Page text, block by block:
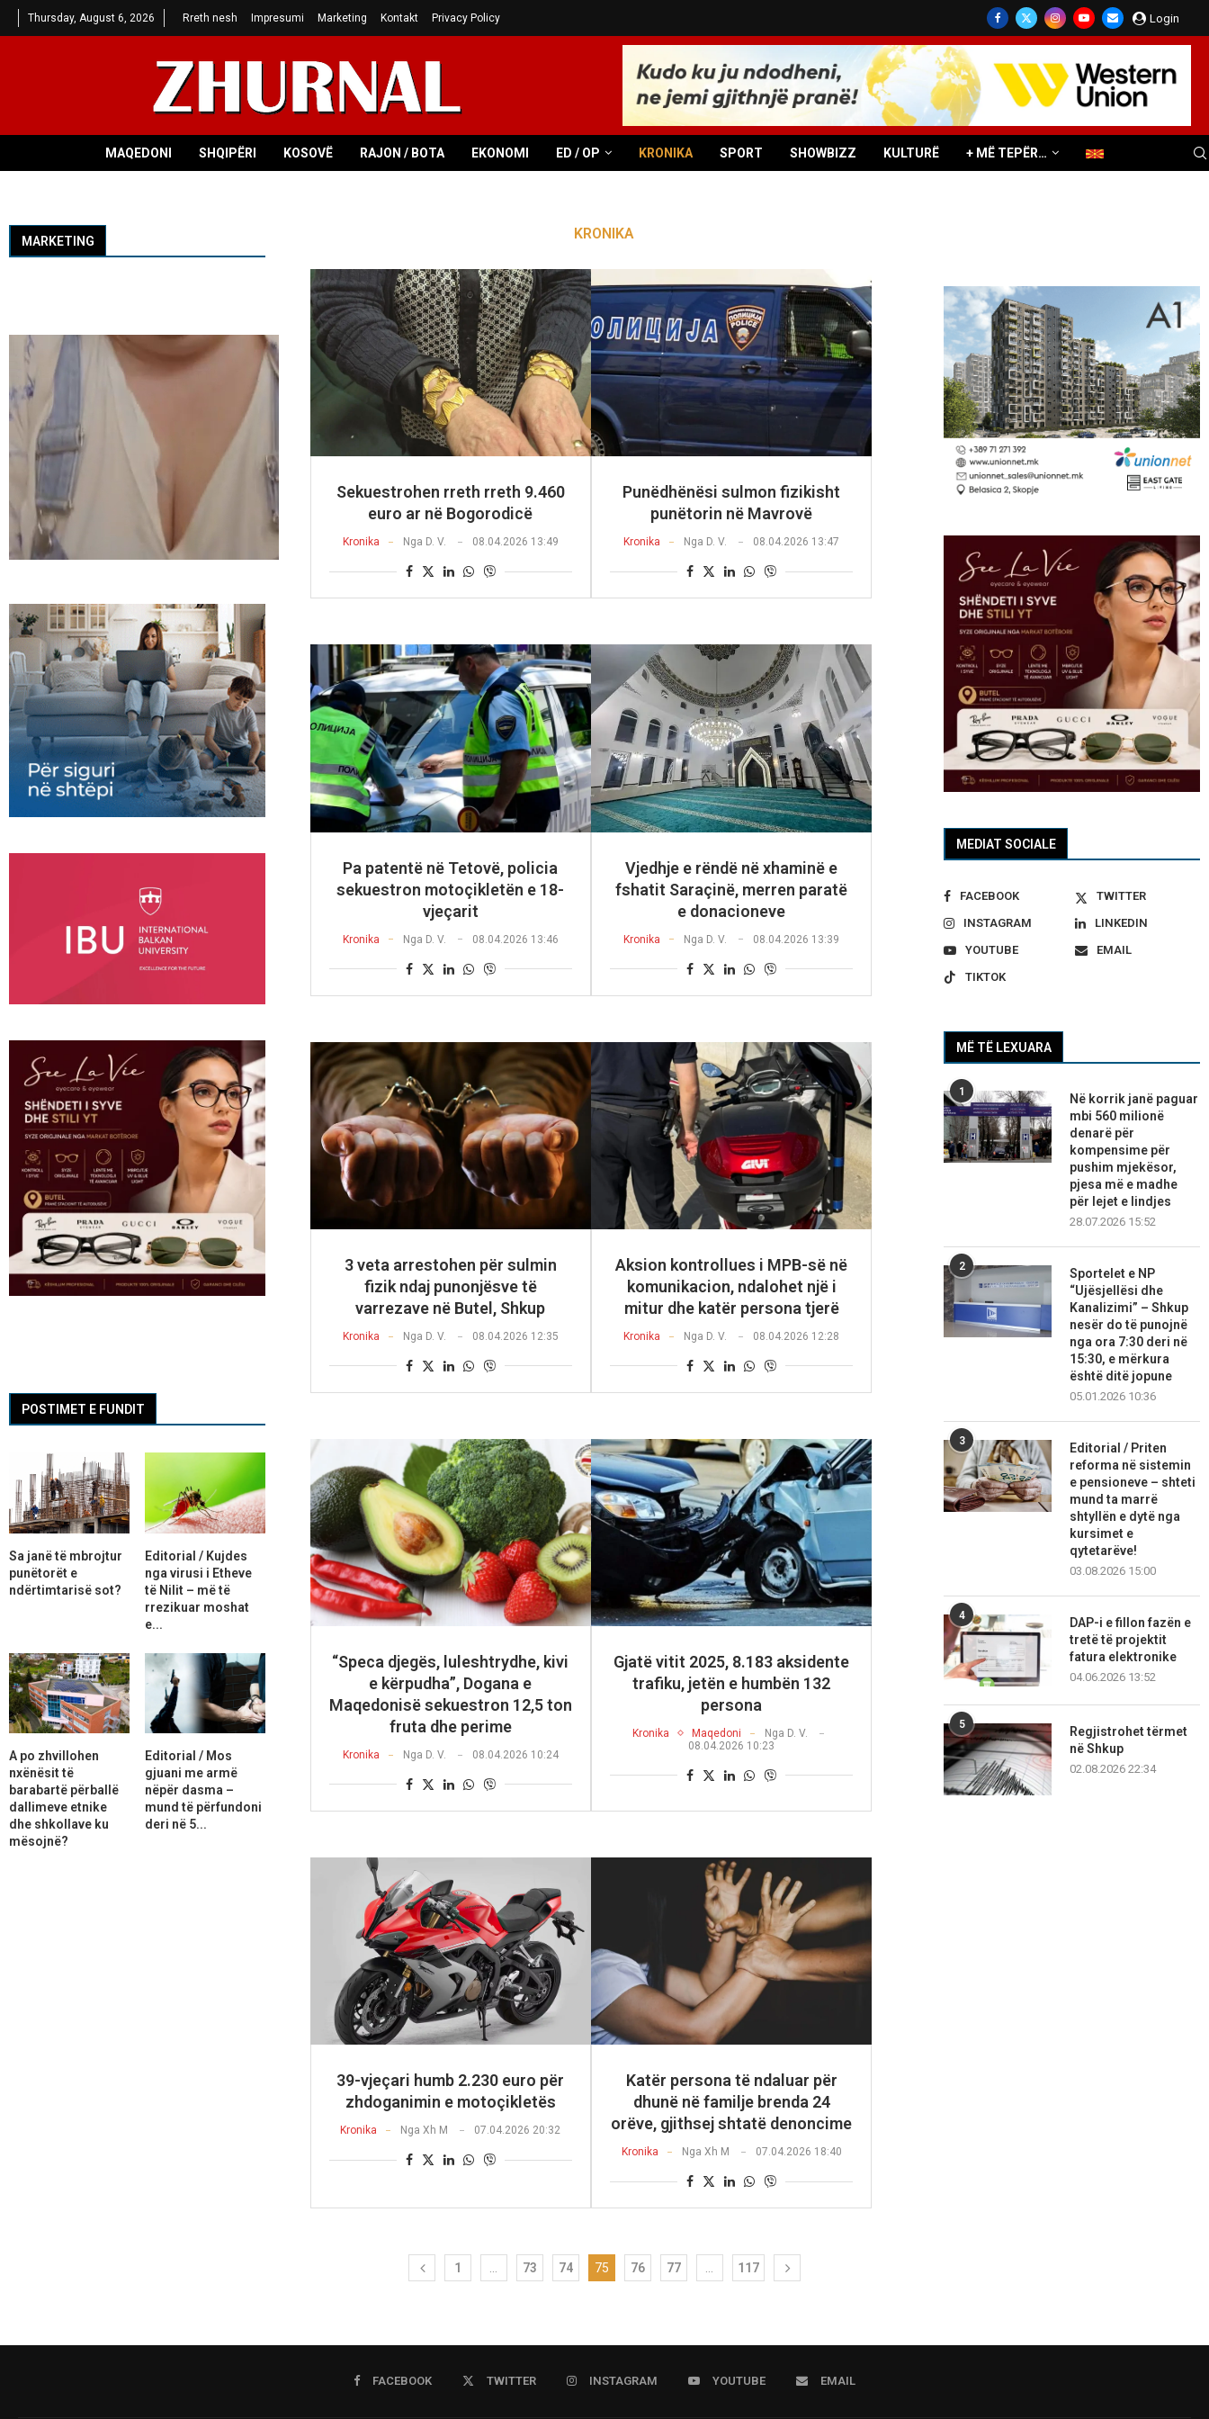
Thursday, August 6, 2026 Rreth nesh Impresumi Marketing Kontakt Privacy Policy Login
MAQEDONI SHQIPËRI KOSOVË RAJON / BOTA EKONOMI ED / OP KRONIKA SPORT SHOWBIZZ KULTURË + MË TEPËR…
KRONIKA
Sekuestrohen rreth rreth 9.460
euro ar në Bogorodicë
Kronika Nga D. V. 08.04.2026 13:49
Punëdhënësi sulmon fizikisht
punëtorin në Mavrovë
Kronika Nga D. V. 08.04.2026 13:47
Pa patentë në Tetovë, policia
sekuestron motoçikletën e 18-
vjeçarit
Kronika Nga D. V. 08.04.2026 13:46
Vjedhje e rëndë në xhaminë e
fshatit Saraçinë, merren paratë
e donacioneve
Kronika Nga D. V. 08.04.2026 13:39
3 veta arrestohen për sulmin
fizik ndaj punonjësve të
varrezave në Butel, Shkup
Kronika Nga D. V. 08.04.2026 12:35
Aksion kontrollues i MPB-së në
komunikacion, ndalohet një i
mitur dhe katër persona tjerë
Kronika Nga D. V. 08.04.2026 12:28
“Speca djegës, luleshtrydhe, kivi
e kërpudha”, Dogana e
Maqedonisë sekuestron 12,5 ton
fruta dhe perime
Kronika Nga D. V. 08.04.2026 10:24
Gjatë vitit 2025, 8.183 aksidente
trafiku, jetën e humbën 132
persona
Kronika Maqedoni Nga D. V.
08.04.2026 10:23
39-vjeçari humb 2.230 euro për
zhdoganimin e motoçikletës
Kronika NgaXh M 07.04.2026 20:32
Katër persona të ndaluar për
dhunë në familje brenda 24
orëve, gjithsej shtatë denoncime
Kronika Nga Xh M 07.04.2026 18:40
1 … 73 74 75 76 77 … 117
MEDIAT SOCIALE
FACEBOOK
TWITTER
INSTAGRAM
LINKEDIN
YOUTUBE
EMAIL
TIKTOK
MË TË LEXUARA
1
Në korrik janë paguar
mbi 560 milionë
denarë për
kompensime për
pushim mjekësor,
pjesa më e madhe
për lejet e lindjes
28.07.2026 15:52
2
Sportelet e NP
“Ujësjellësi dhe
Kanalizimi” – Shkup
nesër do të punojnë
nga ora 7:30 deri në
15:30, e mërkura
është ditë jopune
05.01.2026 10:36
3
Editorial / Priten
reforma në sistemin
e pensioneve – shteti
mund ta marrë
shtyllën e dytë nga
kursimet e
qytetarëve!
03.08.2026 15:00
4
DAP-i e fillon fazën e
tretë të projektit
fatura elektronike
04.06.2026 13:52
5
Regjistrohet tërmet
në Shkup
02.08.2026 22:34
MARKETING
POSTIMET E FUNDIT
Sa janë të mbrojtur
punëtorët e
ndërtimtarisë sot?
Editorial / Kujdes
nga virusi i Etheve
të Nilit – më të
rrezikuar moshat
e...
A po zhvillohen
nxënësit të
barabartë përballë
dallimeve etnike
dhe shkollave ku
mësojnë?
Editorial / Mos
gjuani me armë
nëpër dasma –
mund të përfundoni
deri në 5...
FACEBOOK TWITTER INSTAGRAM YOUTUBE EMAIL